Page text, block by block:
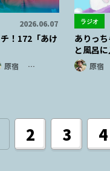
2026.06.07
！172「あけ
原宿 …
ラジオ
ありっ
と風呂
原宿
2 3 4